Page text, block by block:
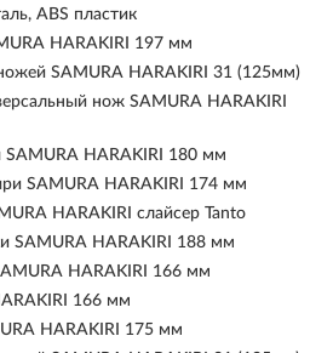
ABS пластик
HARAKIRI 197 мм
SAMURA HARAKIRI 31 (125мм)
нож SAMURA HARAKIRI
SAMURA HARAKIRI 180 мм
SAMURA HARAKIRI 174 мм
HARAKIRI слайсер Tanto
SAMURA HARAKIRI 188 мм
HARAKIRI 166 мм
166 мм
HARAKIRI 175 мм